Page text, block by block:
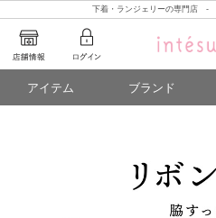
下着・ランジェリーの専門店 -
アイテム ブランド